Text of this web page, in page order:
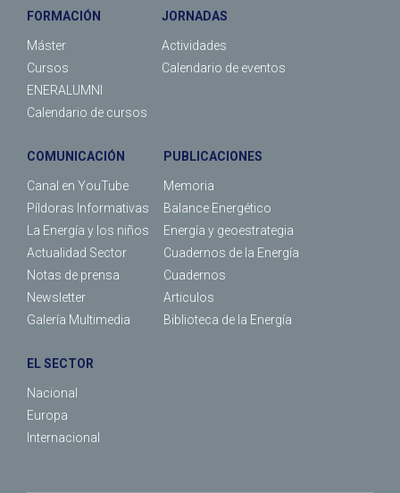
FORMACIÓN
Máster
Cursos
ENERALUMNI
Calendario de cursos
JORNADAS
Actividades
Calendario de eventos
COMUNICACIÓN
Canal en YouTube
Píldoras Informativas
La Energía y los niños
Actualidad Sector
Notas de prensa
Newsletter
Galería Multimedia
PUBLICACIONES
Memoria
Balance Energético
Energía y geoestrategia
Cuadernos de la Energía
Cuadernos
Articulos
Biblioteca de la Energía
EL SECTOR
Nacional
Europa
Internacional